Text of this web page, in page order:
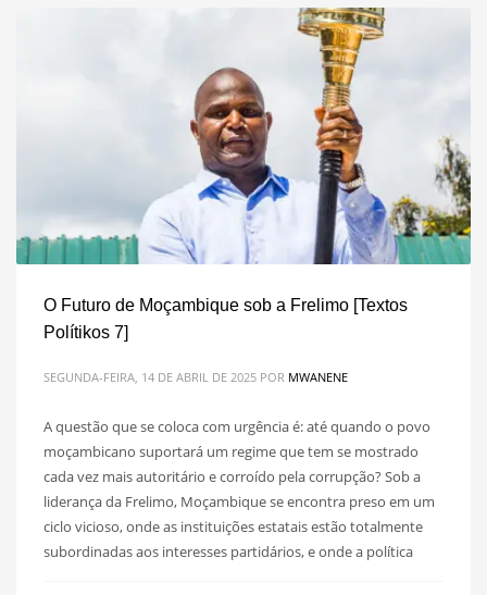
O Futuro de Moçambique sob a Frelimo [Textos
Polítikos 7]
SEGUNDA-FEIRA, 14 DE ABRIL DE 2025 POR MWANENE
A questão que se coloca com urgência é: até quando o povo
moçambicano suportará um regime que tem se mostrado
cada vez mais autoritário e corroído pela corrupção? Sob a
liderança da Frelimo, Moçambique se encontra preso em um
ciclo vicioso, onde as instituições estatais estão totalmente
subordinadas aos interesses partidários, e onde a política